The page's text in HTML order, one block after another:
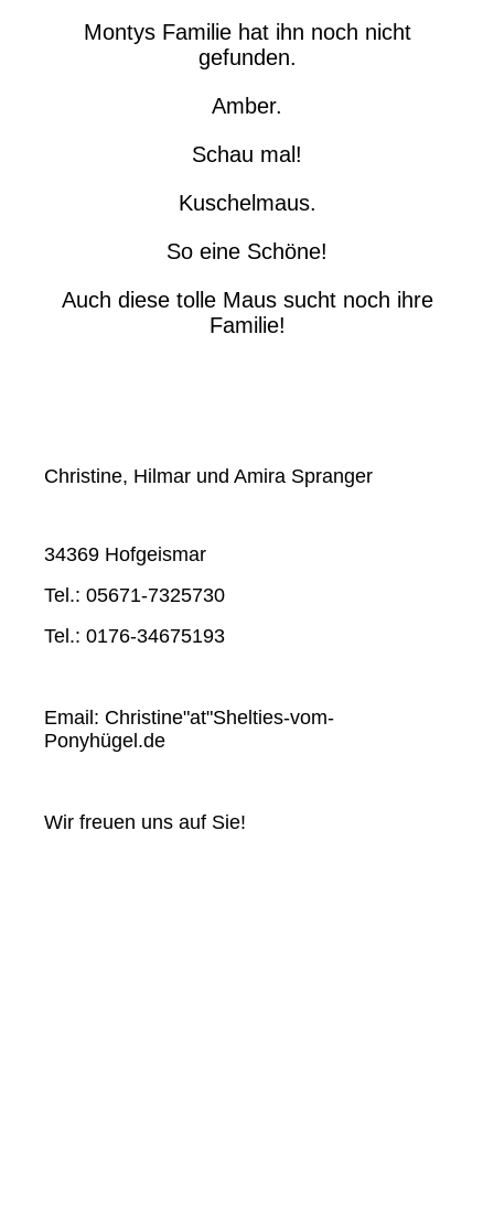
Montys Familie hat ihn noch nicht
gefunden.
Amber.
Schau mal!
Kuschelmaus.
So eine Schöne!
Auch diese tolle Maus sucht noch ihre
Familie!
Christine, Hilmar und Amira Spranger
34369 Hofgeismar
Tel.: 05671-7325730
Tel.: 0176-34675193
Email: Christine"at"Shelties-vom-
Ponyhügel.de
Wir freuen uns auf Sie!